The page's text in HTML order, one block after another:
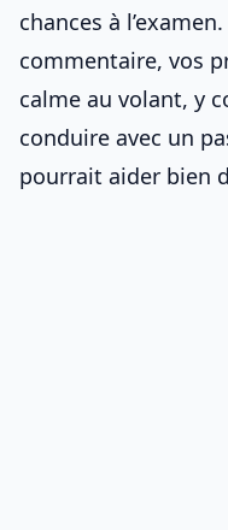
chances à l’examen
commentaire, vos
calme au volant, y
conduire avec un
pourrait aider bien